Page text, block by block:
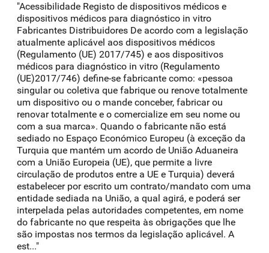
"Acessibilidade Registo de dispositivos médicos e
dispositivos médicos para diagnóstico in vitro
Fabricantes Distribuidores De acordo com a legislação
atualmente aplicável aos dispositivos médicos
(Regulamento (UE) 2017/745) e aos dispositivos
médicos para diagnóstico in vitro (Regulamento
(UE)2017/746) define-se fabricante como: «pessoa
singular ou coletiva que fabrique ou renove totalmente
um dispositivo ou o mande conceber, fabricar ou
renovar totalmente e o comercialize em seu nome ou
com a sua marca». Quando o fabricante não está
sediado no Espaço Económico Europeu (à exceção da
Turquia que mantém um acordo de União Aduaneira
com a União Europeia (UE), que permite a livre
circulação de produtos entre a UE e Turquia) deverá
estabelecer por escrito um contrato/mandato com uma
entidade sediada na União, a qual agirá, e poderá ser
interpelada pelas autoridades competentes, em nome
do fabricante no que respeita às obrigações que lhe
são impostas nos termos da legislação aplicável. A
est..."